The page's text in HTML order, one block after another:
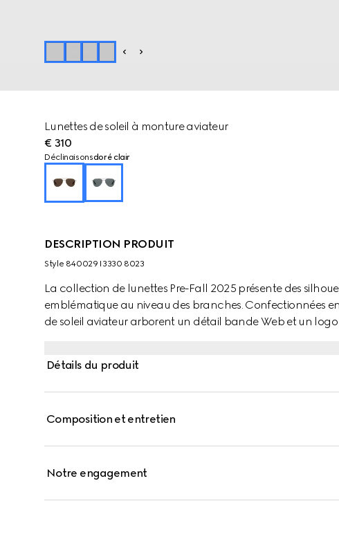
Lunettes de soleil à monture aviateur
€ 310
Déclinaisonsdoré clair
DESCRIPTION PRODUIT
Style ‎840029 I3330 8023
La collection de lunettes Pre-Fall 2025 présente des
emblématique au niveau des branches. Confectionnées
de soleil aviateur arborent un détail bande Web et un
Détails du produit
Composition et entretien
Notre engagement